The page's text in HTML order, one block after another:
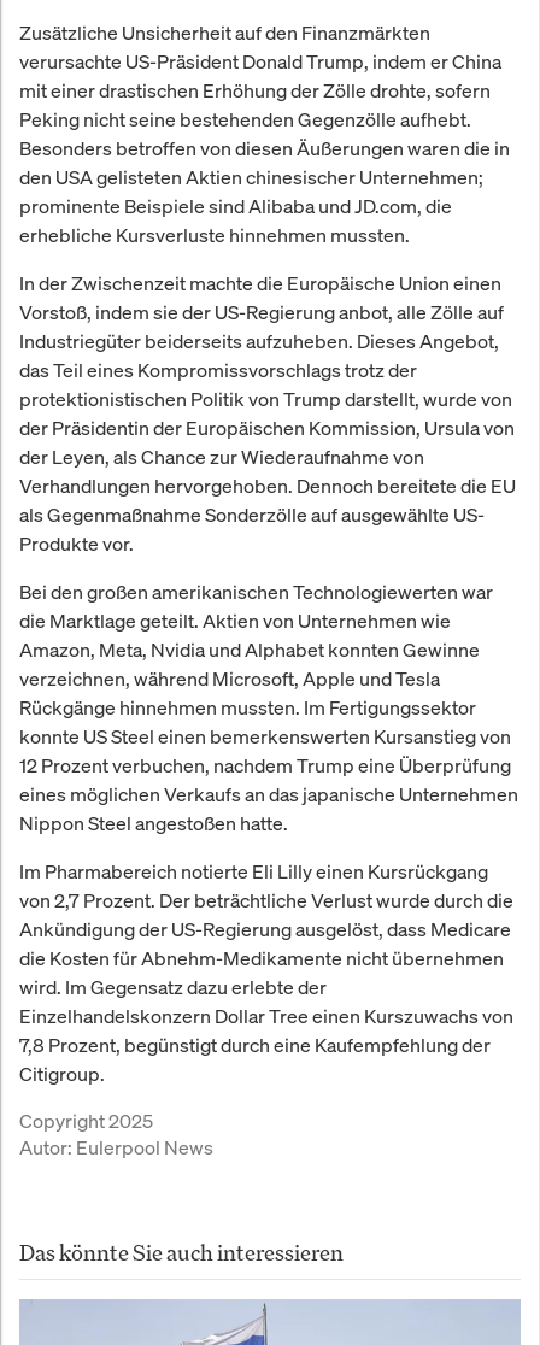
Zusätzliche Unsicherheit auf den Finanzmärkten
verursachte US-Präsident Donald Trump, indem er China
mit einer drastischen Erhöhung der Zölle drohte, sofern
Peking nicht seine bestehenden Gegenzölle aufhebt.
Besonders betroffen von diesen Äußerungen waren die in
den USA gelisteten Aktien chinesischer Unternehmen;
prominente Beispiele sind Alibaba und JD.com, die
erhebliche Kursverluste hinnehmen mussten.
In der Zwischenzeit machte die Europäische Union einen
Vorstoß, indem sie der US-Regierung anbot, alle Zölle auf
Industriegüter beiderseits aufzuheben. Dieses Angebot,
das Teil eines Kompromissvorschlags trotz der
protektionistischen Politik von Trump darstellt, wurde von
der Präsidentin der Europäischen Kommission, Ursula von
der Leyen, als Chance zur Wiederaufnahme von
Verhandlungen hervorgehoben. Dennoch bereitete die EU
als Gegenmaßnahme Sonderzölle auf ausgewählte US-
Produkte vor.
Bei den großen amerikanischen Technologiewerten war
die Marktlage geteilt. Aktien von Unternehmen wie
Amazon, Meta, Nvidia und Alphabet konnten Gewinne
verzeichnen, während Microsoft, Apple und Tesla
Rückgänge hinnehmen mussten. Im Fertigungssektor
konnte US Steel einen bemerkenswerten Kursanstieg von
12 Prozent verbuchen, nachdem Trump eine Überprüfung
eines möglichen Verkaufs an das japanische Unternehmen
Nippon Steel angestoßen hatte.
Im Pharmabereich notierte Eli Lilly einen Kursrückgang
von 2,7 Prozent. Der beträchtliche Verlust wurde durch die
Ankündigung der US-Regierung ausgelöst, dass Medicare
die Kosten für Abnehm-Medikamente nicht übernehmen
wird. Im Gegensatz dazu erlebte der
Einzelhandelskonzern Dollar Tree einen Kurszuwachs von
7,8 Prozent, begünstigt durch eine Kaufempfehlung der
Citigroup.
Copyright 2025
Autor: Eulerpool News
Das könnte Sie auch interessieren